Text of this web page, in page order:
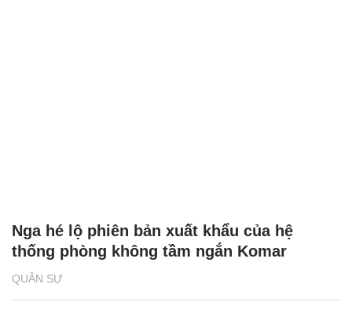
QUÂN SỰ
Nga hé lộ phiên bản xuất khẩu của hệ
thống phòng không tầm ngắn Komar